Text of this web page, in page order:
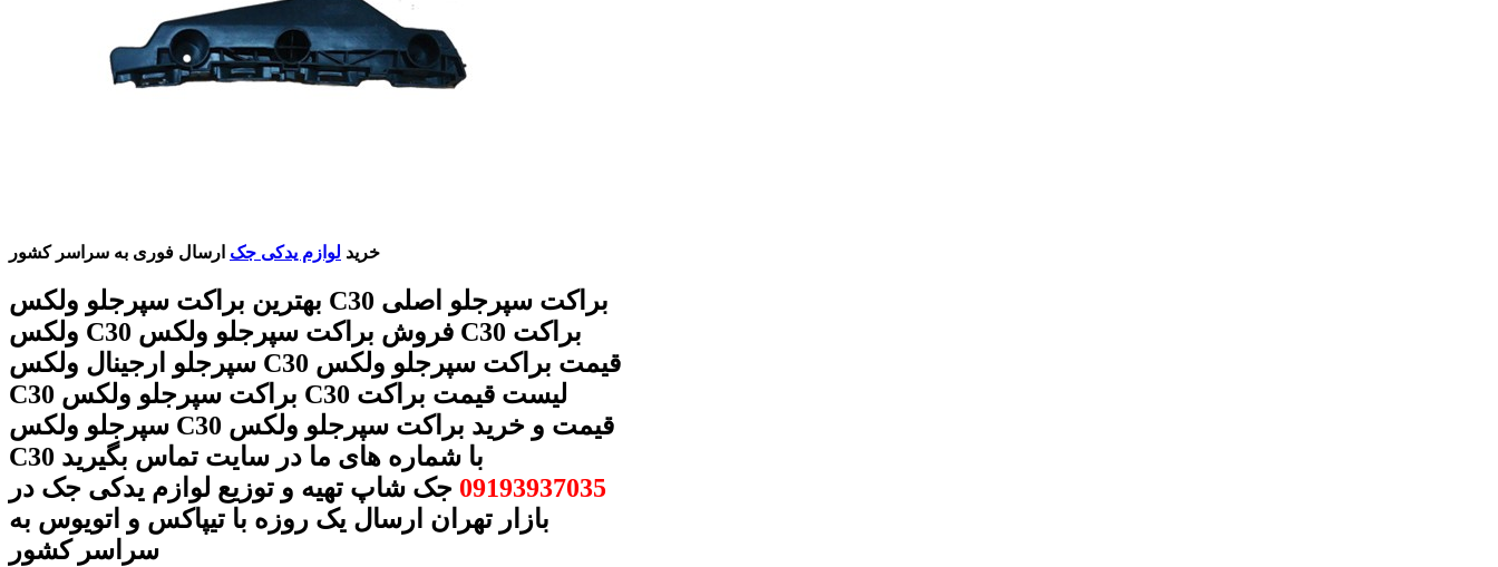
خرید لوازم یدکی جک ارسال فوری به سراسر کشور
بهترین براکت سپرجلو ولکس C30 براکت سپرجلو اصلی
ولکس C30 فروش براکت سپرجلو ولکس C30 براکت
سپرجلو ارجینال ولکس C30 قیمت براکت سپرجلو ولکس
C30 براکت سپرجلو ولکس C30 لیست قیمت براکت
سپرجلو ولکس C30 قیمت و خرید براکت سپرجلو ولکس
C30 با شماره های ما در سایت تماس بگیرید
09193937035 جک شاپ تهیه و توزیع لوازم یدکی جک در
بازار تهران ارسال یک روزه با تیپاکس و اتویوس به
سراسر کشور